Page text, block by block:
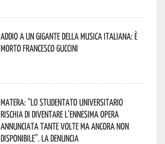
Addio a un gigante della musica italiana: è
morto Francesco Guccini
Matera: “Lo studentato universitario
rischia di diventare l’ennesima opera
annunciata tante volte ma ancora non
disponibile”. La denuncia